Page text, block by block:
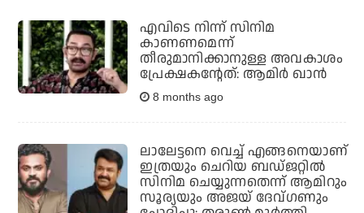
എവിടെ നിന്ന് സിനിമ
കാണണമെന്ന്
തീരുമാനിക്കാനുള്ള അവകാശം
പ്രേക്ഷകന്റേത്: ആമിര്‍ ഖാന്‍
8 months ago
ലാലേട്ടനെ വെച്ച് എങ്ങനെയാണ്
ഇത്രയും ചെറിയ ബഡ്ജറ്റില്‍
സിനിമ ചെയ്യുന്നതെന്ന് ആമിറും
സൂര്യയും അജയ് ദേവ്ഗണും